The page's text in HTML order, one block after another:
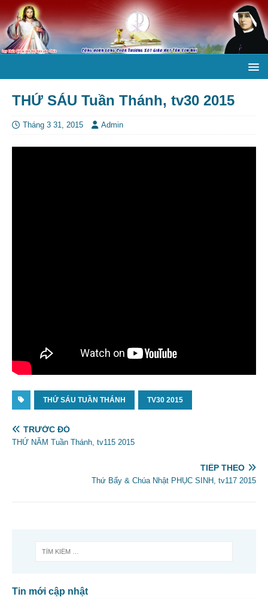
THỨ SÁU Tuần Thánh, tv30 2015
Tháng 3 31, 2015 Admin
THỨ SÁU TUẦN THÁNH TV30 2015
TRƯỚC ĐÓ
THỨ NĂM Tuần Thánh, tv115 2015
TIẾP THEO
Thứ Bẩy & Chúa Nhật PHỤC SINH, tv117 2015
Tin mới cập nhật